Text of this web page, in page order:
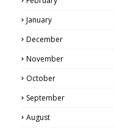
January
December
November
October
September
August